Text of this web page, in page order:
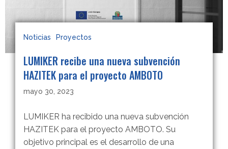
Noticias Proyectos
LUMIKER recibe una nueva subvención
HAZITEK para el proyecto AMBOTO
mayo 30, 2023
LUMIKER ha recibido una nueva subvención
HAZITEK para el proyecto AMBOTO. Su
objetivo principal es el desarrollo de una